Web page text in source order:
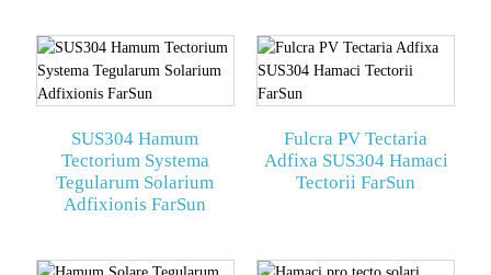
SUS304 Hamum
Tectorium Systema
Tegularum Solarium
Adfixionis FarSun
Fulcra PV Tectaria
Adfixa SUS304 Hamaci
Tectorii FarSun